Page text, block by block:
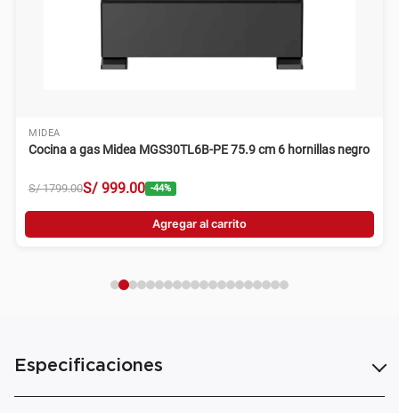
MIDEA
Cocina a gas Midea MGS30TL6B-PE 75.9 cm 6 hornillas negro
S/ 1799.00S/ 999.00 -44%
Agregar al carrito
Especificaciones